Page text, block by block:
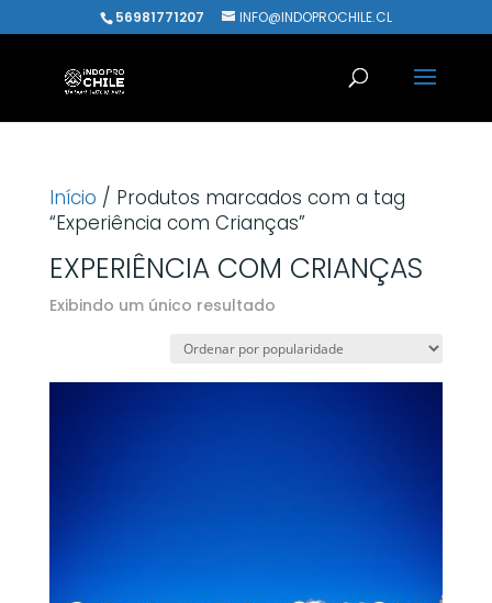
56981771207 INFO@INDOPROCHILE.CL
Início / Produtos marcados com a tag
“Experiência com Crianças”
EXPERIÊNCIA COM CRIANÇAS
Exibindo um único resultado